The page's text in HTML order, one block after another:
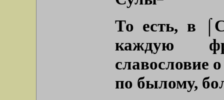
То есть, в
каждую
славословие
по былому,